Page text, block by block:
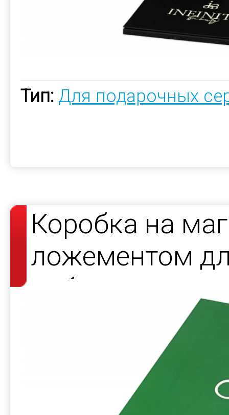
Тип: Для подарочных
Коробка на
ложементом
набора